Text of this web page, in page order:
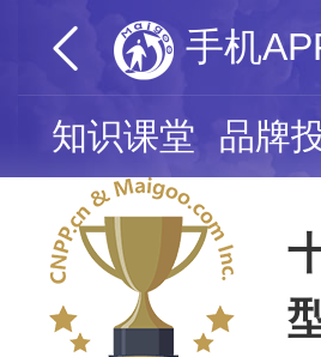
手机
知识课堂 品牌